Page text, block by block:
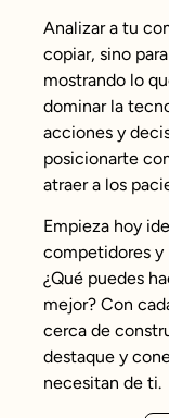
Analizar a tu
copiar, sino
mostrando lo
dominar la
acciones y
posicionarte
atraer a los
Empieza hoy
competidores y
¿Qué puedes
mejor? Con
cerca de
destaque y
necesitan de ti.